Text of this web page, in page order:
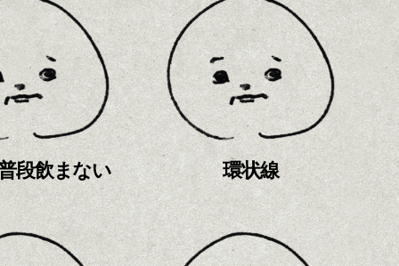
段飲まない 環状線